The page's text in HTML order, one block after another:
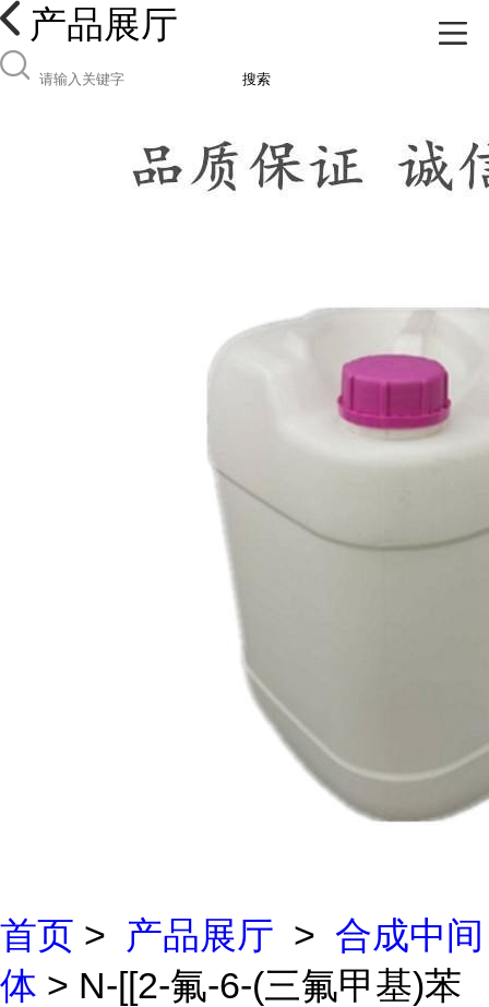
产品展厅
搜索
首页 > 产品展厅 > 合成中间
体 > N-[[2-氟-6-(三氟甲基)苯